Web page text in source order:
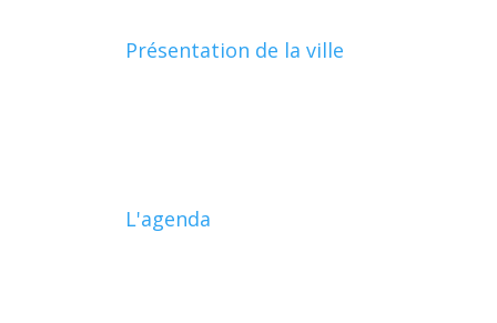
Présentation de la ville
L'agenda